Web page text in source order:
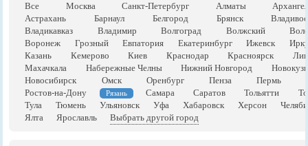
Все Москва Санкт-Петербург Алматы
Астрахань
Барнаул Белгород Брянск
Владикавказ
Владимир Волгоград Волжский
Воронеж
Грозный Евпатория Екатеринбург Ижевск
Казань
Кемерово Киев Краснодар Красноярск
Махачкала
Набережные Челны Нижний Новгород
Новосибирск
Омск Оренбург Пенза Пермь
Ростов-на-Дону
Рязань Самара Саратов Тольятти
Тула
Тюмень Ульяновск Уфа Хабаровск Херсон
Ялта
Ярославль Выбрать другой город